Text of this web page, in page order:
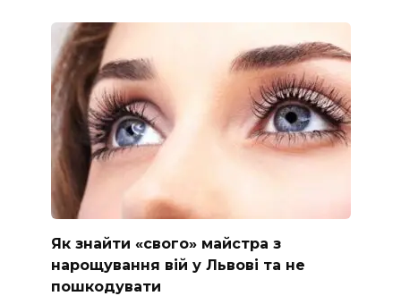
Як знайти «свого» майстра з
нарощування вій у Львові та не
пошкодувати